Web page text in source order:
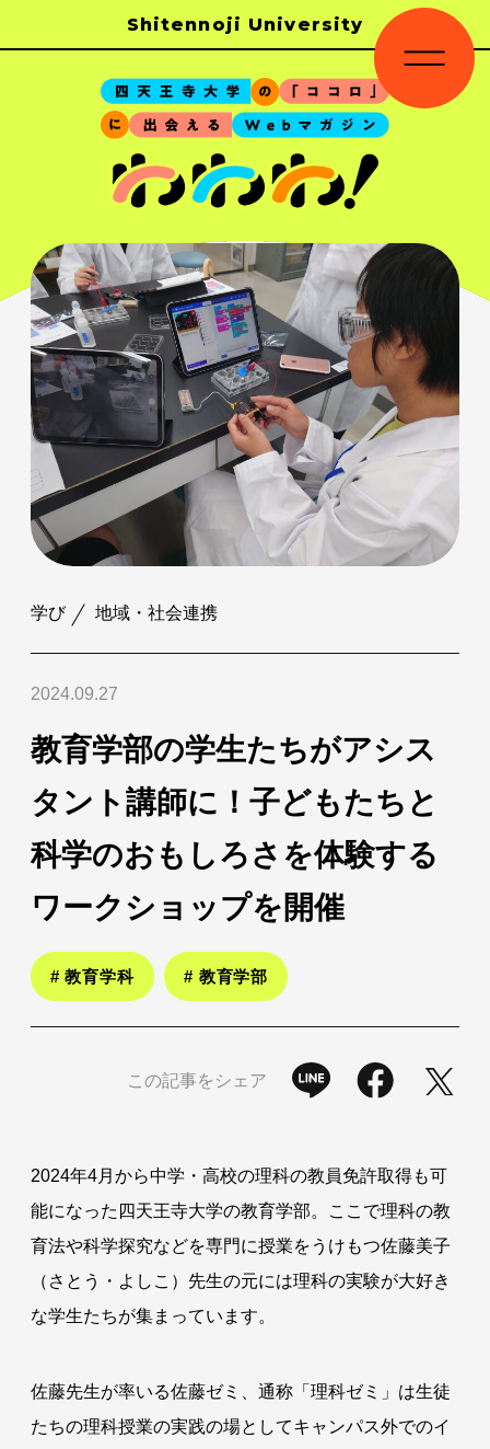
Shitennoji University
学び 地域・社会連携
2024.09.27
教育学部の学生たちがアシス
タント講師に！子どもたちと
科学のおもしろさを体験する
ワークショップを開催
# 教育学科 # 教育学部
この記事をシェア
2024年4月から中学・高校の理科の教員免許取得も可
能になった四天王寺大学の教育学部。ここで理科の教
育法や科学探究などを専門に授業をうけもつ佐藤美子
（さとう・よしこ）先生の元には理科の実験が大好き
な学生たちが集まっています。
佐藤先生が率いる佐藤ゼミ、通称「理科ゼミ」は生徒
たちの理科授業の実践の場としてキャンパス外でのイ